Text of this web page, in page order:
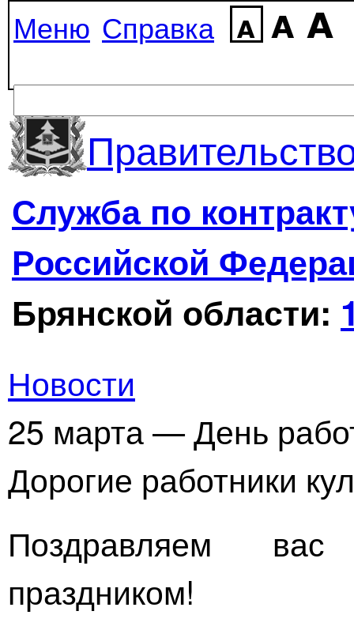
Меню Справка
Служба по
Российской
Брянской области:
Новости
25 марта — День
Дорогие работники
Поздравляем
праздником!